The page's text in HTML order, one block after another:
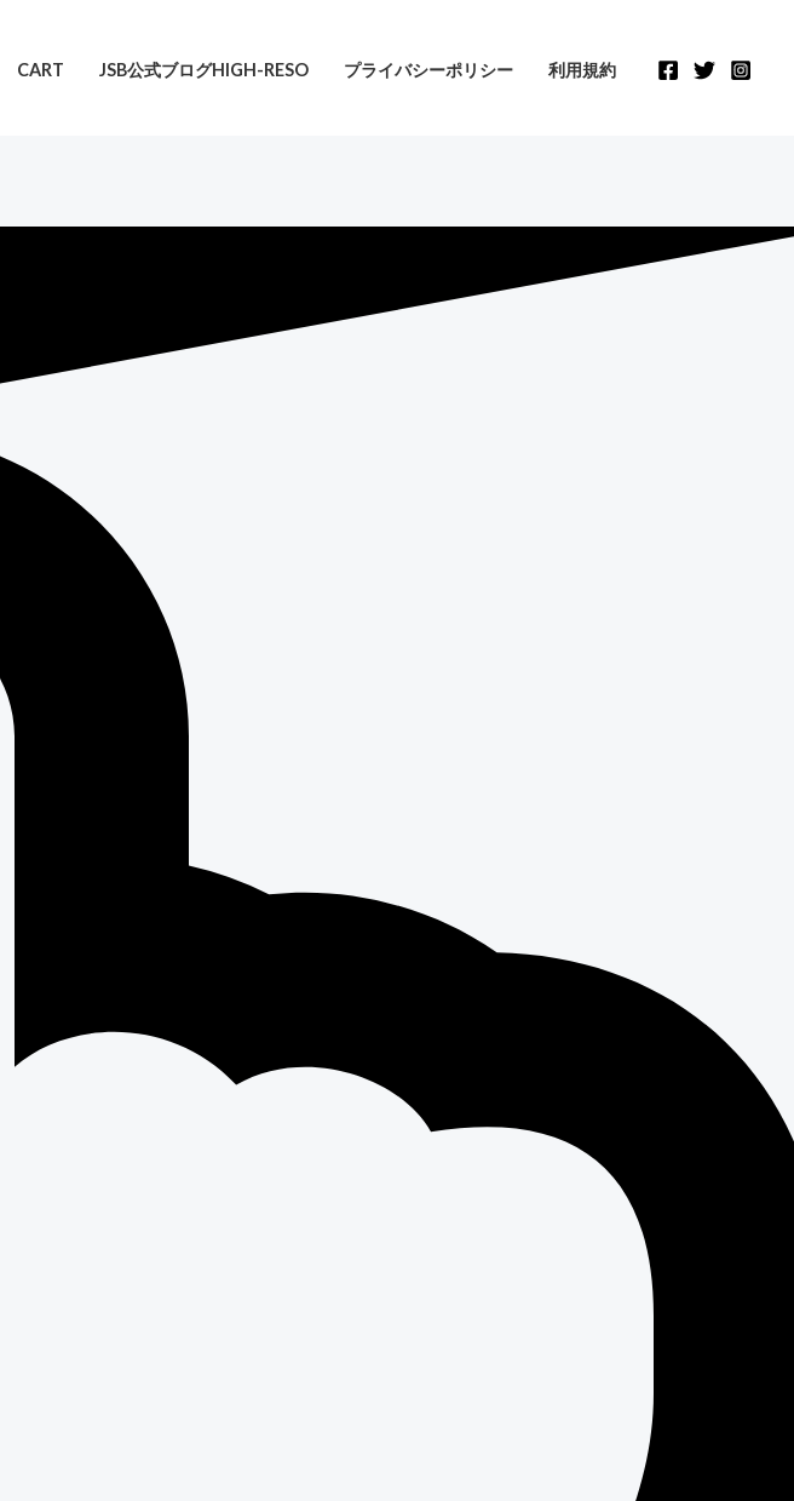
CART JSB公式ブログHIGH-RESO プライバシーポリシー 利用規約